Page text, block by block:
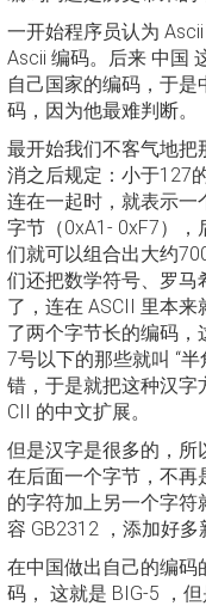
一开始程序员认为
Ascii 编码。后来 中国
自己国家的编码，于是
码，因为他最难判断。
最开始我们不客气地把
消之后规定：小于127
连在一起时，就表示一
字节（0xA1- 0xF7），
们就可以组合出大约
们还把数学符号、罗马
了，连在 ASCII 里本
了两个字节长的编码，
7号以下的那些就叫 “
错，于是就把这种汉字
CII 的中文扩展。
但是汉字是很多的，所
在后面一个字节，不再
的字符加上另一个字符
容 GB2312 ，添加好多
在中国做出自己的编码
码， 这就是 BIG-5 ，